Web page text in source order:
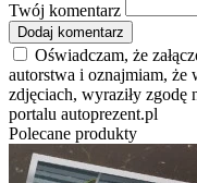
Twój komentarz
Dodaj komentarz
Oświadczam, że
autorstwa i oznajmiam, że
zdjęciach, wyraziły zgodę
portalu autoprezent.pl
Polecane produkty